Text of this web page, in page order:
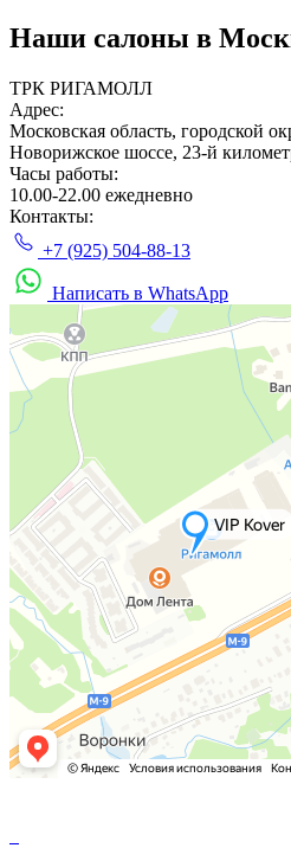
Наши салоны в
ТРК РИГАМОЛЛ
Адрес:
Московская область, городской
Новорижское шоссе, 23-й
Часы работы:
10.00-22.00 ежедневно
Контакты:
+7 (925) 504-88-13
Написать в WhatsApp